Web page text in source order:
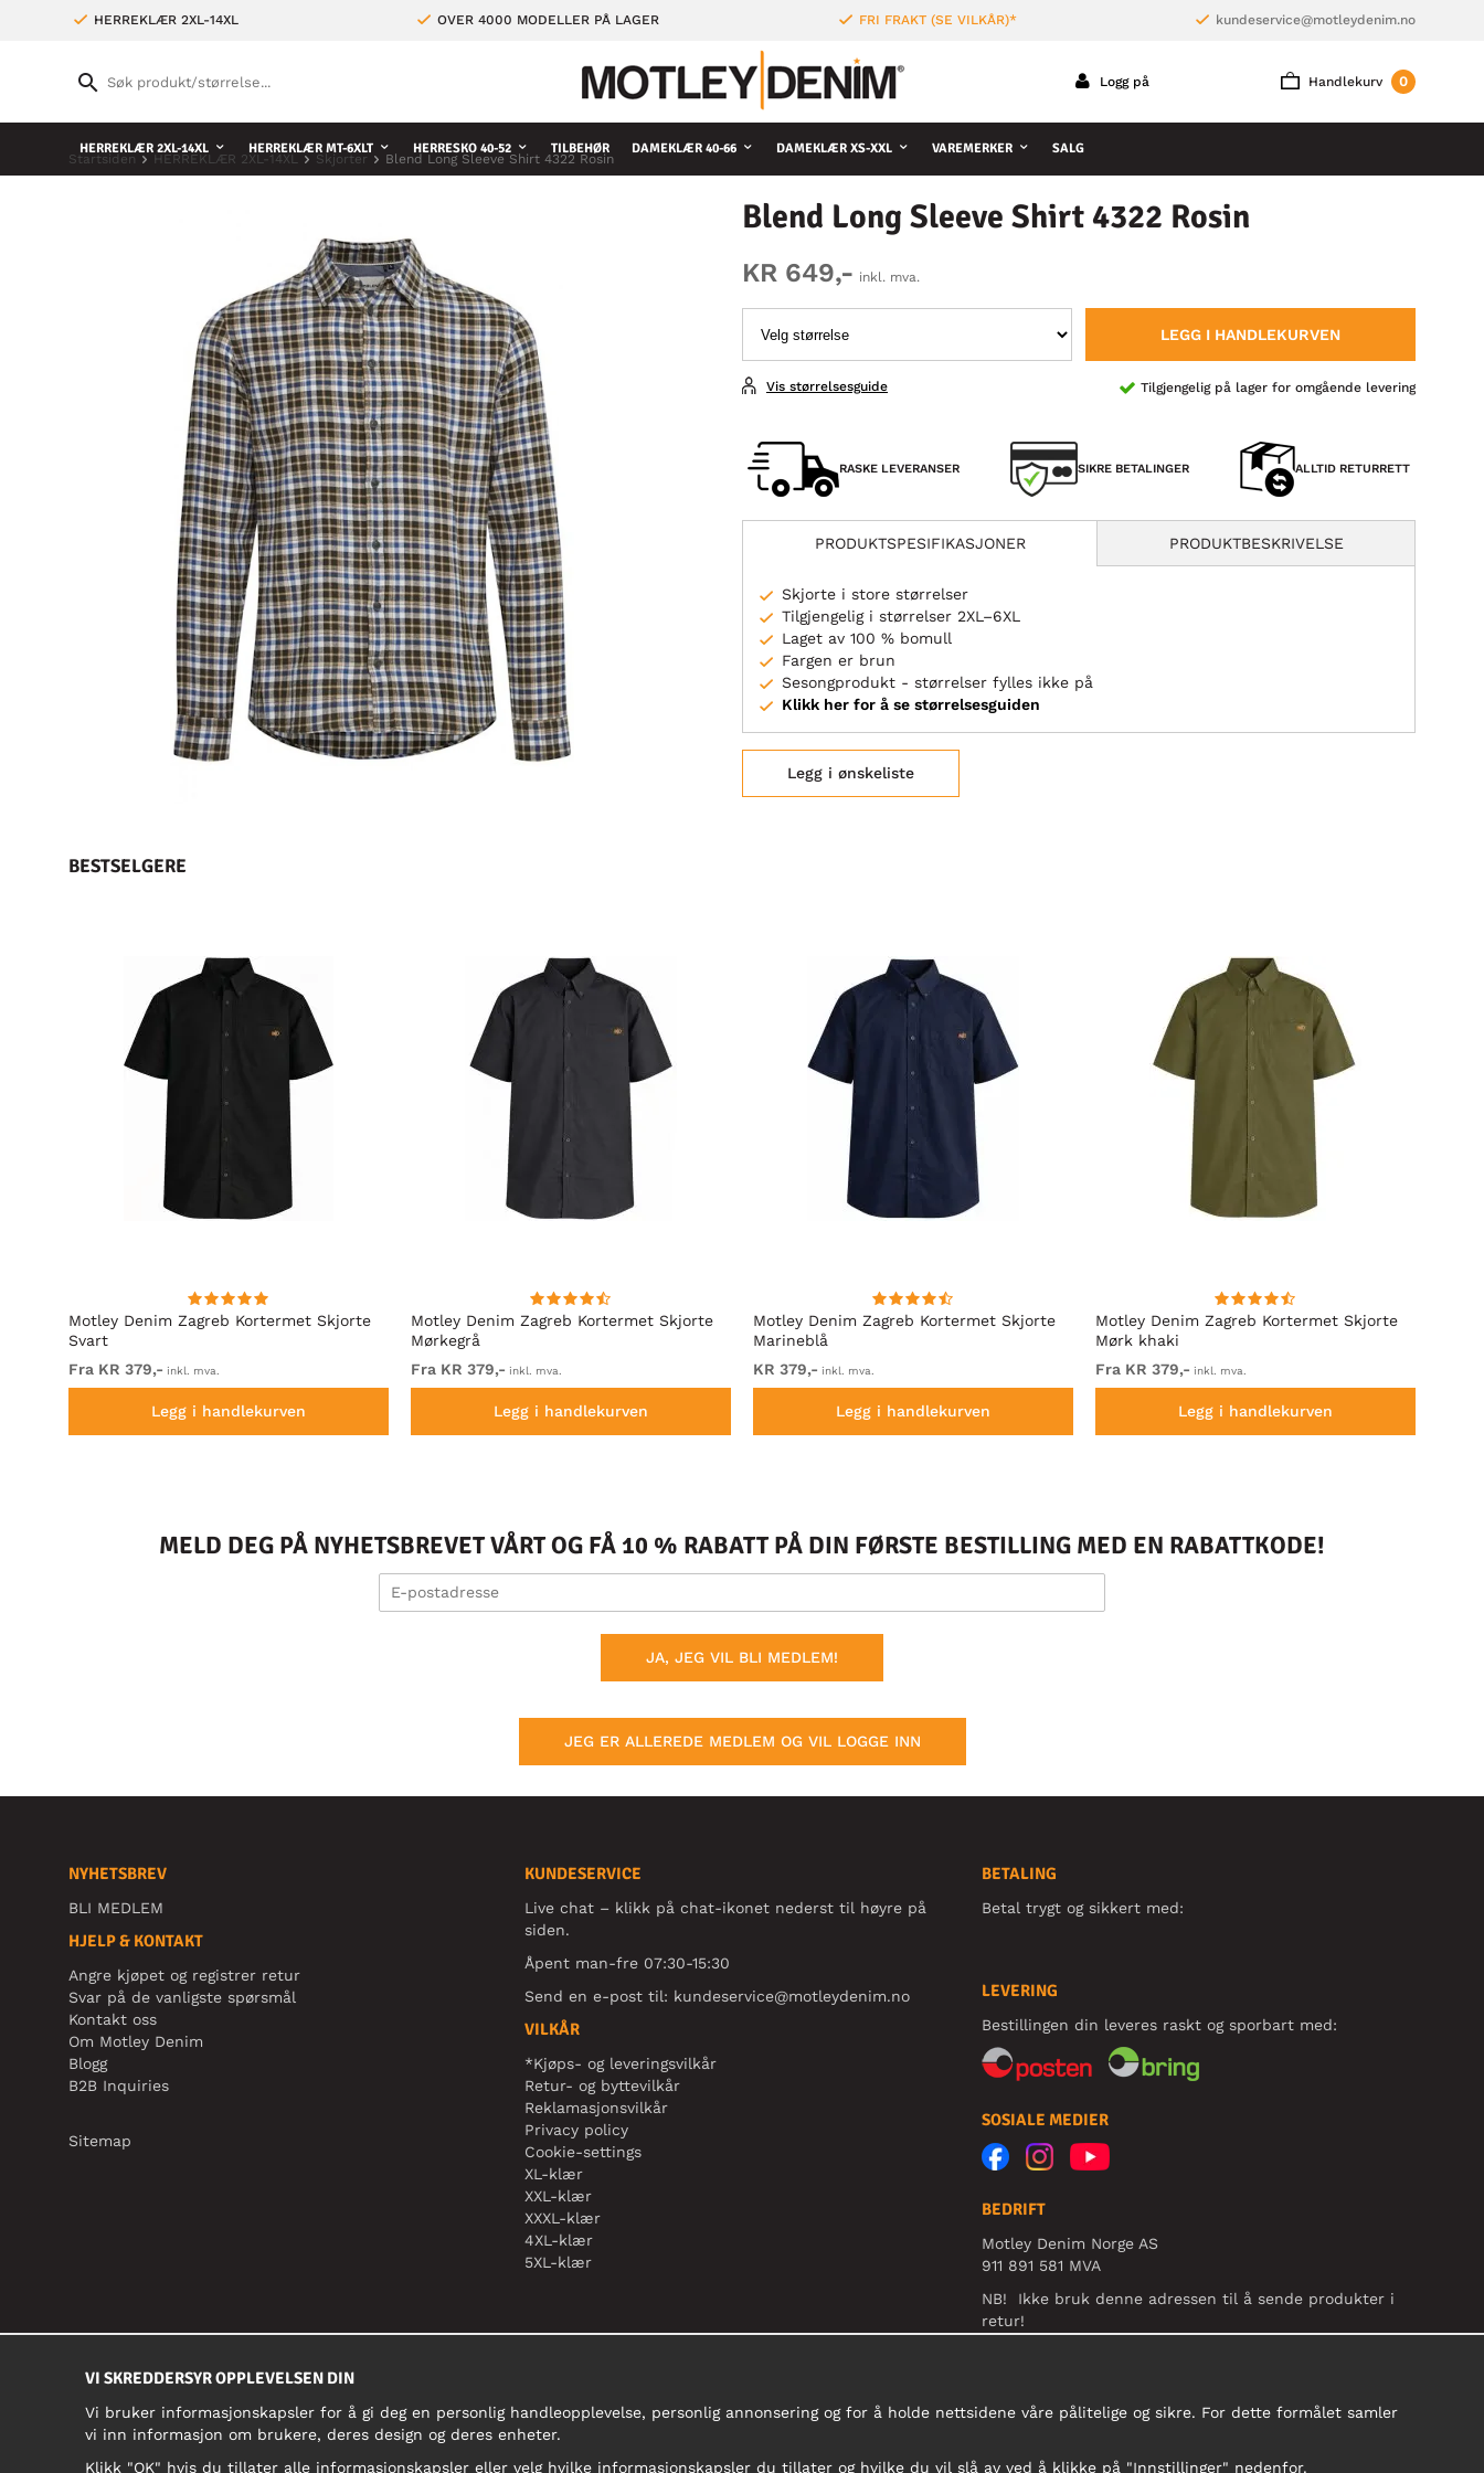
HERREKLÆR 2XL-14XL OVER 4000 MODELLER PÅ LAGER FRI FRAKT (SE VILKÅR)* kundeservice@motleydenim.no
Handlekurv 0
Logg på
HERREKLÆR 2XL-14XL HERREKLÆR MT-6XLT HERRESKO 40-52 TILBEHØR DAMEKLÆR 40-66 DAMEKLÆR XS-XXL VAREMERKER SALG
Startsiden HERREKLÆR 2XL-14XL Skjorter Blend Long Sleeve Shirt 4322 Rosin
Blend Long Sleeve Shirt 4322 Rosin
KR 649,- inkl. mva.
LEGG I HANDLEKURVEN
Tilgjengelig på lager for omgående levering
Vis størrelsesguide
RASKE LEVERANSER SIKRE BETALINGER ALLTID RETURRETT
PRODUKTSPESIFIKASJONER PRODUKTBESKRIVELSE
Skjorte i store størrelser
Tilgjengelig i størrelser 2XL–6XL
Laget av 100 % bomull
Fargen er brun
Sesongprodukt - størrelser fylles ikke på
Klikk her for å se størrelsesguiden
Legg i ønskeliste
BESTSELGERE
Motley Denim Zagreb Kortermet Skjorte
Svart
Fra KR 379,- inkl. mva.
Legg i handlekurven
Motley Denim Zagreb Kortermet Skjorte
Mørkegrå
Fra KR 379,- inkl. mva.
Legg i handlekurven
Motley Denim Zagreb Kortermet Skjorte
Marineblå
KR 379,- inkl. mva.
Legg i handlekurven
Motley Denim Zagreb Kortermet Skjorte
Mørk khaki
Fra KR 379,- inkl. mva.
Legg i handlekurven
MELD DEG PÅ NYHETSBREVET VÅRT OG FÅ 10 % RABATT PÅ DIN FØRSTE BESTILLING MED EN RABATTKODE!
JA, JEG VIL BLI MEDLEM!
JEG ER ALLEREDE MEDLEM OG VIL LOGGE INN
NYHETSBREV
BLI MEDLEM
HJELP & KONTAKT
Angre kjøpet og registrer retur
Svar på de vanligste spørsmål
Kontakt oss
Om Motley Denim
Blogg
B2B Inquiries
Sitemap
KUNDESERVICE
Live chat – klikk på chat-ikonet nederst til høyre på
siden.
Åpent man-fre 07:30-15:30
Send en e-post til: kundeservice@motleydenim.no
VILKÅR
*Kjøps- og leveringsvilkår
Retur- og byttevilkår
Reklamasjonsvilkår
Privacy policy
Cookie-settings
XL-klær
XXL-klær
XXXL-klær
4XL-klær
5XL-klær
BETALING
Betal trygt og sikkert med:
LEVERING
Bestillingen din leveres raskt og sporbart med:
SOSIALE MEDIER
BEDRIFT
Motley Denim Norge AS
911 891 581 MVA
NB! Ikke bruk denne adressen til å sende produkter i
retur!
VI SKREDDERSYR OPPLEVELSEN DIN
Vi bruker informasjonskapsler for å gi deg en personlig handleopplevelse, personlig annonsering og for å holde nettsidene våre pålitelige og sikre. For dette formålet samler
vi inn informasjon om brukere, deres design og deres enheter.
Klikk "OK" hvis du tillater alle informasjonskapsler eller velg hvilke informasjonskapsler du tillater og hvilke du vil slå av ved å klikke på "Innstillinger" nedenfor.